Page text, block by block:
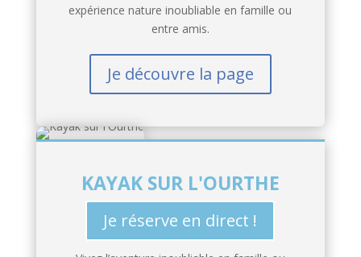
expérience nature inoubliable en famille ou
entre amis.
Je découvre la page
KAYAK SUR L'OURTHE
Je réserve en direct !